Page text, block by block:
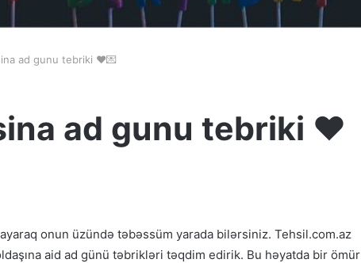
ad gunu tebriki ❤️💌
ad gunu tebriki ❤️
onun üzündə təbəssüm yarada bilərsiniz. Tehsil.com.az
aid ad günü təbrikləri təqdim edirik. Bu həyatda bir ömür